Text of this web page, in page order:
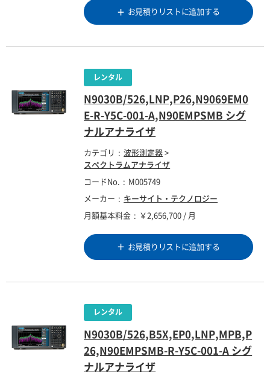
お見積りリストに追加する
N9030B/526,LNP,P26,N9069EM0
E-R-Y5C-001-A,N90EMPSMB シグ
ナルアナライザ
カテゴリ 波形測定器 >
スペクトラムアナライザ
コードNo. M005749
メーカー キーサイト・テクノロジー
月額基本料金 ￥2,656,700 / 月
お見積りリストに追加する
N9030B/526,B5X,EP0,LNP,MPB,P
26,N90EMPSMB-R-Y5C-001-A シグ
ナルアナライザ